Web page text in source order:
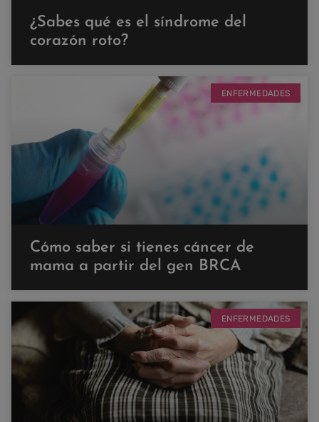
¿Sabes qué es el síndrome del
corazón roto?
ENFERMEDADES
Cómo saber si tienes cáncer de
mama a partir del gen BRCA
ENFERMEDADES